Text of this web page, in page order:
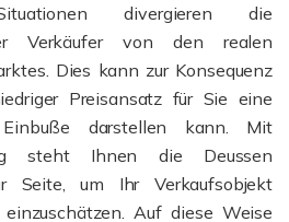
divergieren die
Verkäufer von den realen
Dies kann zur Konsequenz
Preisansatz für Sie eine
darstellen kann. Mit
steht Ihnen die Deussen
Seite, um Ihr Verkaufsobjekt
Auf diese Weise